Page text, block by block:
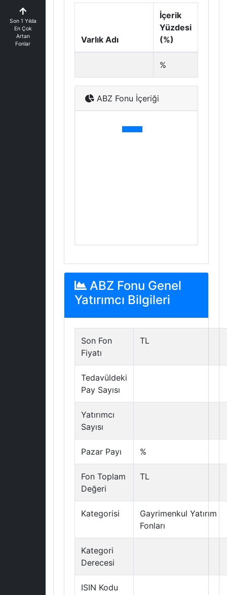
Son 1 Yılda
En Çok
Artan
Fonlar
Varlık Adı
İçerik
Yüzdesi
(%)
%
ABZ Fonu İçeriği
ABZ Fonu Genel
Yatırımcı Bilgileri
Son Fon
Fiyatı
TL
Tedavüldeki
Pay Sayısı
Yatırımcı
Sayısı
Pazar Payı %
Fon Toplam
Değeri
TL
Kategorisi
Gayrimenkul Yatırım
Fonları
Kategori
Derecesi
ISIN Kodu